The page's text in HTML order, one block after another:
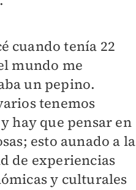
cuando tenía 22
mundo me
un pepino.
tenemos
hay que pensar en
esto aunado a la
de experiencias
y culturales